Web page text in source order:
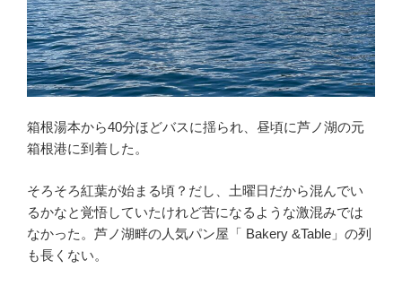
箱根湯本から40分ほどバスに揺られ、昼頃に芦ノ湖の元
箱根港に到着した。
そろそろ紅葉が始まる頃？だし、土曜日だから混んでい
るかなと覚悟していたけれど苦になるような激混みでは
なかった。芦ノ湖畔の人気パン屋「 Bakery &Table」の列
も長くない。